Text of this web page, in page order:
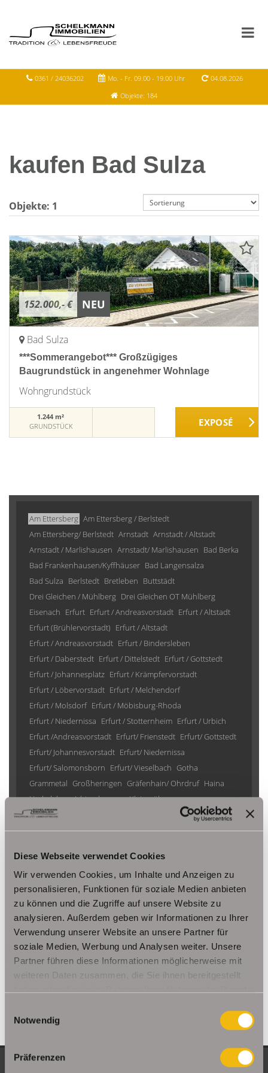
Diese Webseite verwendet Cookies
Wir verwenden Cookies, um Inhalte und Anzeigen zu
personalisieren, Funktionen für soziale Medien anbieten
zu können und die Zugriffe auf unsere Website zu
analysieren. Außerdem geben wir Informationen zu Ihrer
Verwendung unserer Website an unsere Partner für
soziale Medien, Werbung und Analysen weiter. Unsere
Partner führen diese Informationen möglicherweise mit
weiteren Daten zusammen, die Sie ihnen bereitgestellt
Notwendig
Präferenzen
0361 / 24036202 Mo. - Fr. 09.00 - 19.00 Uhr
04.08.2026
Objekte: 184
kaufen Bad Sulza
Objekte: 1
152.000,- € NEU
Bad Sulza
***Sommerangebot*** Großzügiges
Baugrundstück in angenehmer Wohnlage
Wohngrundstück
1.244 m²
GRUNDSTÜCK
Am Ettersberg Am Ettersberg / Berlstedt
Am Ettersberg/ Berlstedt Arnstadt Arnstadt / Altstadt
Arnstadt / Marlishausen Arnstadt/ Marlishausen Bad Berka
Bad Frankenhausen/Kyffhäuser Bad Langensalza
Bad Sulza Berlstedt Bretleben Buttstädt
Drei Gleichen / Mühlberg Drei Gleichen OT Mühlberg
Eisenach Erfurt Erfurt / Andreasvorstadt Erfurt / Altstadt
Erfurt (Brühlervorstadt) Erfurt / Altstadt
Erfurt / Andreasvorstadt Erfurt / Bindersleben
Erfurt / Daberstedt Erfurt / Dittelstedt Erfurt / Gottstedt
Erfurt / Johannesplatz Erfurt / Krämpfervorstadt
Erfurt / Löbervorstadt Erfurt / Melchendorf
Erfurt / Molsdorf Erfurt / Möbisburg-Rhoda
Erfurt / Niedernissa Erfurt / Stotternheim Erfurt / Urbich
Erfurt /Andreasvorstadt Erfurt/ Frienstedt Erfurt/ Gottstedt
Erfurt/ Johannesvorstadt Erfurt/ Niedernissa
Erfurt/ Salomonsborn Erfurt/ Vieselbach Gotha
Grammetal Großheringen Gräfenhain/ Ohrdruf Haina
Herbsleben Ichtershausen Kleinmölsen
Kutzleben / Lützensömmern
Nesse- Apfelstädt / Kornhochheim Nohra Oberhof
Saalfeld/Saale / Remschütz Steinbach-Hallenberg/ Viernau
Tonna / Gräfentonna Udestedt
Unstrut- Hainich /Großengottern Weimar / Legefeld
Immo Am Ettersberg Haus Am Ettersberg Häuser Am Ettersberg
kaufen Am Ettersberg
Hauskauf Am Ettersberg
Immobilienkauf Am
Ettersberg
Einfamilienhaus Am Ettersberg
Einfamilienhäuser Am